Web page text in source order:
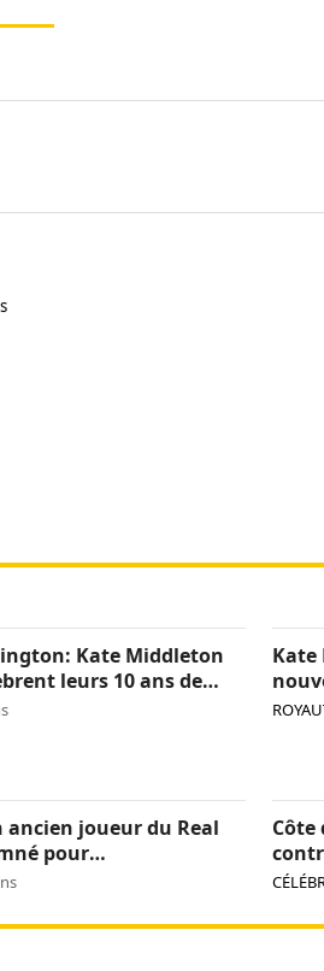
Kate Middleton
leurs 10 ans de
Kate
joueur du Real
pour
Côte